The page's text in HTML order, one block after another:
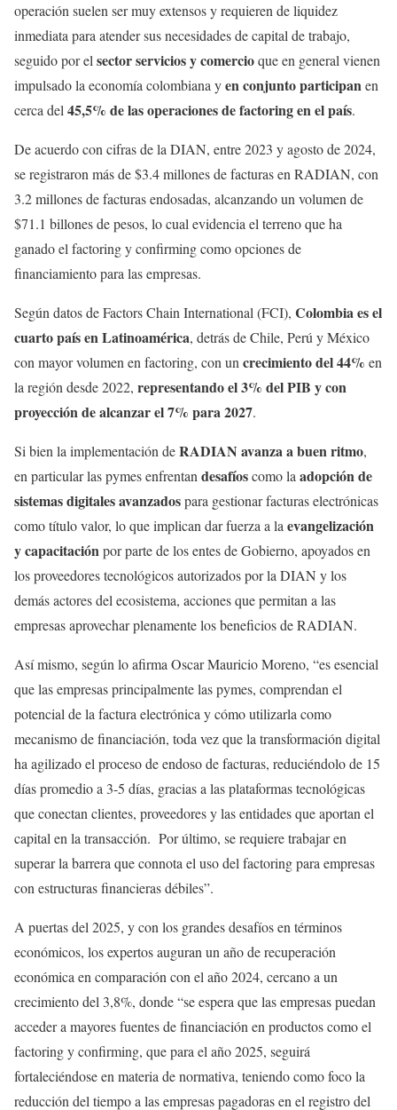
operación suelen ser muy extensos y requieren de liquidez
inmediata para atender sus necesidades de capital de trabajo,
seguido por el sector servicios y comercioque en general vienen
impulsado la economía colombiana yen conjunto participan en
cerca del 45,5% de las operaciones de factoring en el país.
De acuerdo con cifras de la DIAN, entre 2023 y agosto de 2024,
se registraron más de $3.4 millones de facturas en RADIAN, con
3.2 millones de facturas endosadas, alcanzando un volumen de
$71.1 billones de pesos, lo cual evidencia el terreno que ha
ganado el factoring y confirming como opciones de
financiamiento para las empresas.
Según datos de Factors Chain International (FCI), Colombia es el
cuarto país en Latinoamérica, detrás de Chile, Perú y México
con mayor volumen en factoring, con un crecimiento del 44% en
la región desde 2022, representando el 3% del PIB y con
proyección de alcanzar el 7% para 2027.
Si bien la implementación deRADIAN avanza a buen ritmo,
en particular las pymes enfrentan desafíoscomo la adopción de
sistemas digitales avanzadospara gestionar facturas electrónicas
como título valor, lo que implican dar fuerza a la evangelización
y capacitación por parte de los entes de Gobierno, apoyados en
los proveedores tecnológicos autorizados por la DIAN y los
demás actores del ecosistema, acciones que permitan a las
empresas aprovechar plenamente los beneficios de RADIAN.
Así mismo, según lo afirma Oscar Mauricio Moreno, “es esencial
que las empresas principalmente las pymes, comprendan el
potencial de la factura electrónica y cómo utilizarla como
mecanismo de financiación, toda vez que la transformación digital
ha agilizado el proceso de endoso de facturas, reduciéndolo de 15
días promedio a 3-5 días, gracias a las plataformas tecnológicas
que conectan clientes, proveedores y las entidades que aportan el
capital en la transacción. Por último, se requiere trabajar en
superar la barrera que connota el uso del factoring para empresas
con estructuras financieras débiles”.
A puertas del 2025, y con los grandes desafíos en términos
económicos, los expertos auguran un año de recuperación
económica en comparación con el año 2024, cercano a un
crecimiento del 3,8%, donde “se espera que las empresas puedan
acceder a mayores fuentes de financiación en productos como el
factoring y confirming, que para el año 2025, seguirá
fortaleciéndose en materia de normativa, teniendo como foco la
reducción del tiempo a las empresas pagadoras en el registro del